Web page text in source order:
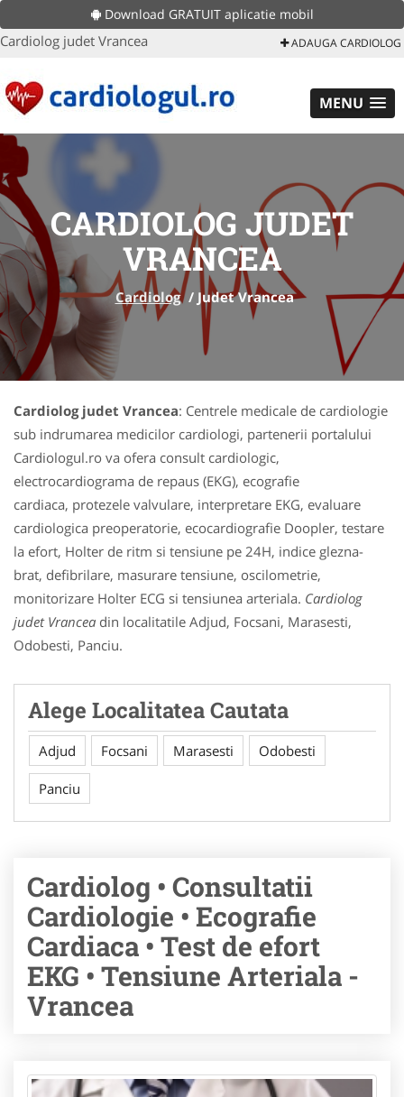
Download GRATUIT aplicatie mobil
Cardiolog judet Vrancea ADAUGA CARDIOLOG
MENU
CARDIOLOG JUDET
VRANCEA
Cardiolog / Judet Vrancea
Cardiolog judet Vrancea: Centrele medicale de cardiologie
sub indrumarea medicilor cardiologi, partenerii portalului
Cardiologul.ro va ofera consult cardiologic,
electrocardiograma de repaus (EKG), ecografie
cardiaca, protezele valvulare, interpretare EKG, evaluare
cardiologica preoperatorie, ecocardiografie Doopler, testare
la efort, Holter de ritm si tensiune pe 24H, indice glezna-
brat, defibrilare, masurare tensiune, oscilometrie,
monitorizare Holter ECG si tensiunea arteriala. Cardiolog
judet Vrancea din localitatile Adjud, Focsani, Marasesti,
Odobesti, Panciu.
Alege Localitatea Cautata
Adjud Focsani Marasesti Odobesti
Panciu
Cardiolog • Consultatii
Cardiologie • Ecografie
Cardiaca • Test de efort
EKG • Tensiune Arteriala -
Vrancea